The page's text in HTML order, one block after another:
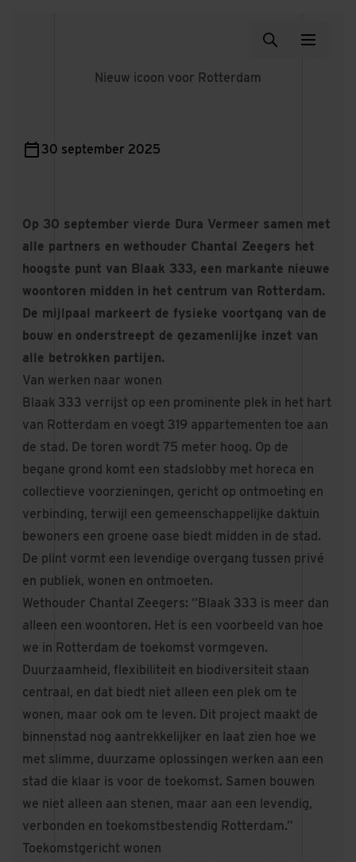
Nieuw icoon voor Rotterdam
30 september 2025
Op 30 september vierde Dura Vermeer samen met
alle partners en wethouder Chantal Zeegers het
hoogste punt van Blaak 333, een markante nieuwe
woontoren midden in het centrum van Rotterdam.
De mijlpaal markeert de fysieke voortgang van de
bouw en onderstreept de gezamenlijke inzet van
alle betrokken partijen.
Van werken naar wonen
Blaak 333 verrijst op een prominente plek in het hart
van Rotterdam en voegt 319 appartementen toe aan
de stad. De toren wordt 75 meter hoog. Op de
begane grond komt een stadslobby met horeca en
collectieve voorzieningen, gericht op ontmoeting en
verbinding, terwijl een gemeenschappelijke daktuin
bewoners een groene oase biedt midden in de stad.
De plint vormt een levendige overgang tussen privé
en publiek, wonen en ontmoeten.
Wethouder Chantal Zeegers: “Blaak 333 is meer dan
alleen een woontoren. Het is een voorbeeld van hoe
we in Rotterdam de toekomst vormgeven.
Duurzaamheid, flexibiliteit en biodiversiteit staan
centraal, en dat biedt niet alleen een plek om te
wonen, maar ook om te leven. Dit project maakt de
binnenstad nog aantrekkelijker en laat zien hoe we
met slimme, duurzame oplossingen werken aan een
stad die klaar is voor de toekomst. Samen bouwen
we niet alleen aan stenen, maar aan een levendig,
verbonden en toekomstbestendig Rotterdam.”
Toekomstgericht wonen